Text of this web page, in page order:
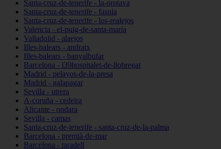
Santa-cruz-de-tenerife - la-orotava
Santa-cruz-de-tenerife - fasnia
Santa-cruz-de-tenerife - los-realejos
Valencia - el-puig-de-santa-maría
Valladolid - alaejos
Illes-balears - andratx
Illes-balears - banyalbufar
Barcelona - l39hospitalet-de-llobregat
Madrid - pelayos-de-la-presa
Madrid - galapagar
Sevilla - utrera
A-coruña - cedeira
Alicante - ondara
Sevilla - camas
Santa-cruz-de-tenerife - santa-cruz-de-la-palma
Barcelona - premià-de-mar
Barcelona - taradell